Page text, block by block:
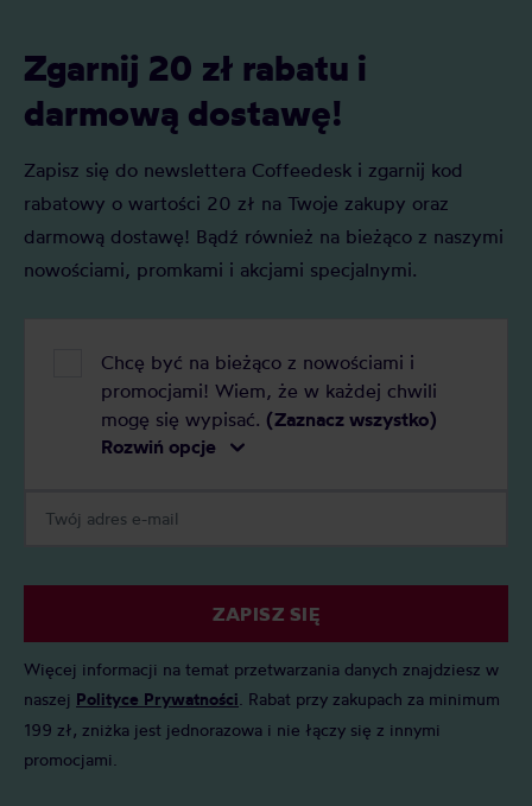
Zgarnij 20 zł rabatu i
darmową dostawę!
Zapisz się do newslettera Coffeedesk i zgarnij kod
rabatowy o wartości 20 zł na Twoje zakupy oraz
darmową dostawę! Bądź również na bieżąco z naszymi
nowościami, promkami i akcjami specjalnymi.
Chcę być na bieżąco z nowościami i
promocjami! Wiem, że w każdej chwili
mogę się wypisać. (Zaznacz wszystko)
Rozwiń opcje
ZAPISZ SIĘ
Więcej informacji na temat przetwarzania danych znajdziesz w
naszej Polityce Prywatności . Rabat przy zakupach za minimum
199 zł, zniżka jest jednorazowa i nie łączy się z innymi
promocjami.